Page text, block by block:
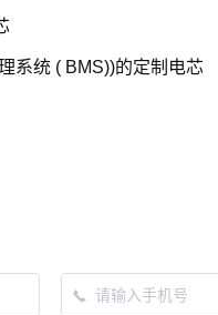
系统 ( BMS))的定制电芯